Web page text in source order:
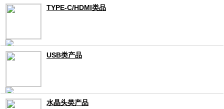
TYPE-C/HDMI类品
USB类产品
水晶头类产品